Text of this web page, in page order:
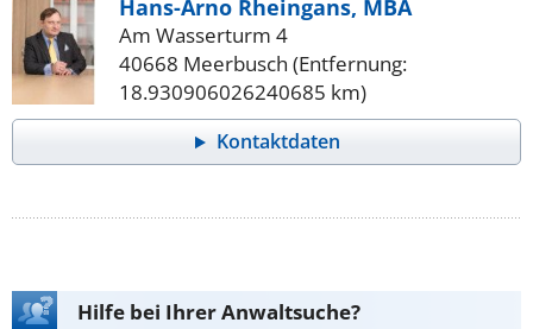
Hans-Arno Rheingans, MBA
Am Wasserturm 4
40668 Meerbusch (Entfernung:
18.930906026240685 km)
Kontaktdaten
Hilfe bei Ihrer Anwaltsuche?